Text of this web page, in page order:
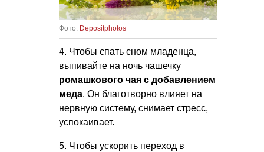
Фото: Depositphotos
4. Чтобы спать сном младенца,
выпивайте на ночь чашечку
ромашкового чая с добавлением
меда. Он благотворно влияет на
нервную систему, снимает стресс,
успокаивает.
5. Чтобы ускорить переход в